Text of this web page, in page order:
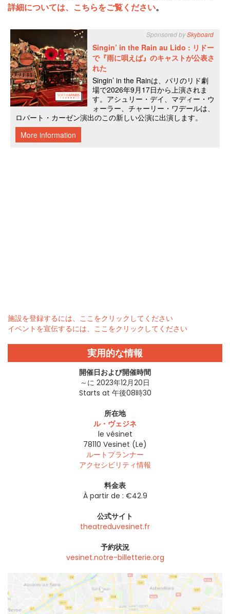
詳細については、こちらをご覧ください。
施設を登録するには、ここをクリックしてください
イベントを宣伝するには、ここをクリックしてください
実用的な情報
開催日および開催時間
～に 2023年12月20日
Starts at 午後08時30
所在地
ル・ヴェジネ
le vésinet
78110 Vesinet (Le)
ルートプランナー
アクセシビリティ情報
料金表
À partir de : €42.9
公式サイト
theatreduvesinet.fr
予約状況
vesinet.notre-billetterie.org